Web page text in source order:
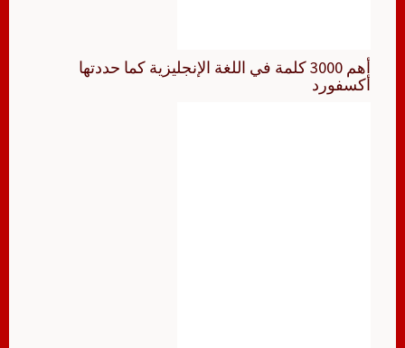
أهم 3000 كلمة في اللغة الإنجليزية كما حددتها
أكسفورد